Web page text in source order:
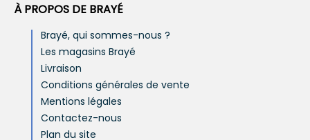
À PROPOS DE BRAYÉ
Brayé, qui sommes-nous ?
Les magasins Brayé
Livraison
Conditions générales de vente
Mentions légales
Contactez-nous
Plan du site